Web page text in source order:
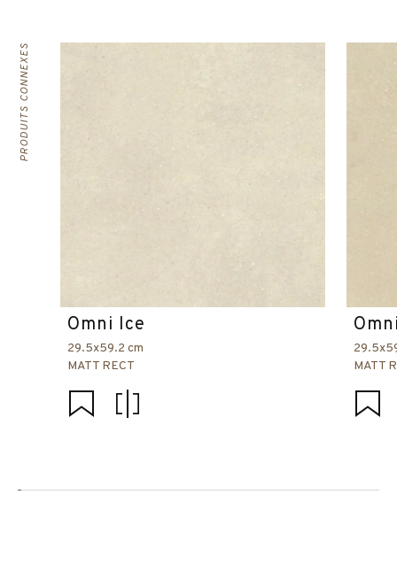
PRODUITS CONNEXES
Omni Ice
29.5x59.2 cm
MATT RECT
MATT